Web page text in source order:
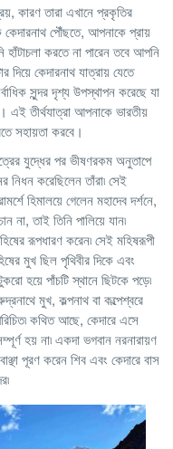
কারণ তারা এখানে প্রকৃতির
কেদারনাথ পৌঁছতে, আপনাকে প্রায়
করতে না পারেন তবে আপনি
দিয়ে কেদারনাথ যাত্রায় যেতে
সুন্দর দৃশ্য উপস্থাপন করেছে যা
এই তীর্থযাত্রা আপনাকে ভারতীয়
সহায়তা করবে।
যুদ্ধের পর ভীষণরকম অনুতাপে
নিধন করেছিলেন তাঁরা৷ সেই
হিমালয়ে গেলেন মহাদেব দর্শনে,
না, তাই তিনি পালিয়ে যান৷
রূপধারণ করেন৷ সেই মহিষরূপী
মুখ ছিল পৃথিবীর দিকে এবং
হয়ে পাঁচটি স্থানে ছিটকে পড়ে৷
মুখ, কল্পনাথ বা কল্পেশ্বরে
কথিত আছে, কেদারে এসে
হয় না৷ একদা ভগবান নরনারায়ণ
পূরণ করেন শিব এবং কেদারে বাস